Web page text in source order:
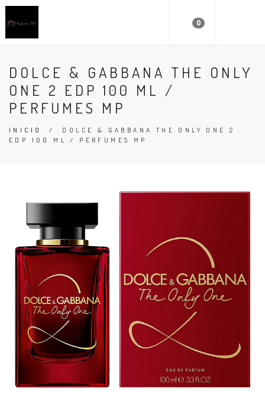
0
DOLCE & GABBANA THE ONLY
ONE 2 EDP 100 ML /
PERFUMES MP
INICIO / DOLCE & GABBANA THE ONLY ONE 2
EDP 100 ML / PERFUMES MP